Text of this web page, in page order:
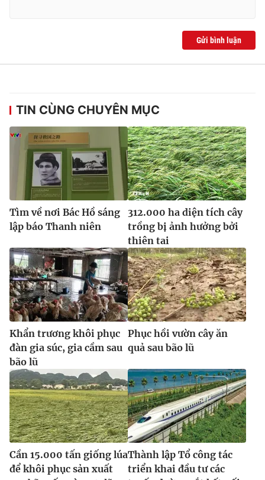
Gửi bình luận
TIN CÙNG CHUYÊN MỤC
Tìm về nơi Bác Hồ sáng
lập báo Thanh niên
312.000 ha diện tích cây
trồng bị ảnh hưởng bởi
thiên tai
Khẩn trương khôi phục
đàn gia súc, gia cầm sau
bão lũ
Phục hồi vườn cây ăn
quả sau bão lũ
Cần 15.000 tấn giống lúa
để khôi phục sản xuất
Thành lập Tổ công tác
triển khai đầu tư các